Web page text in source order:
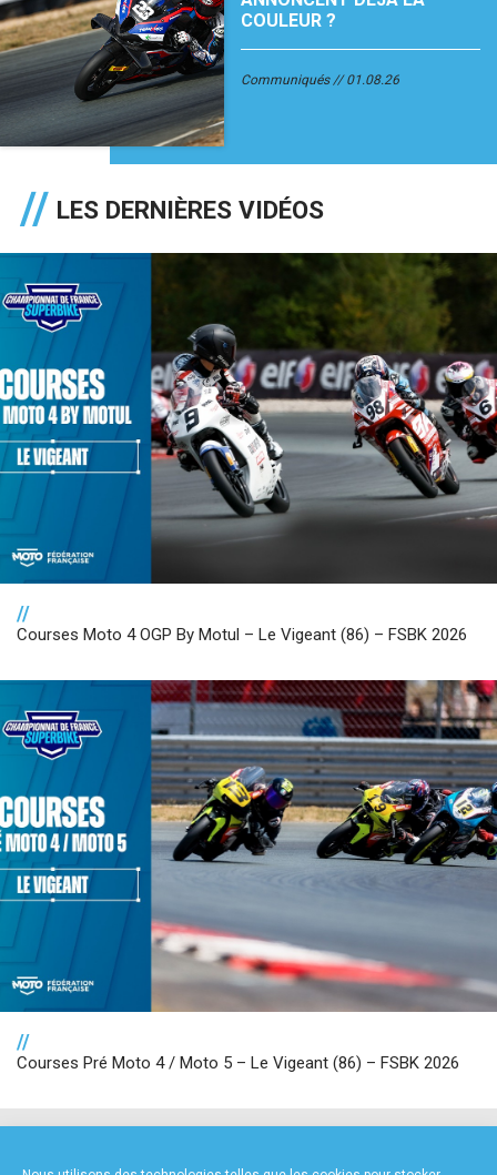
COULEUR ?
Communiqués 01.08.26
LES DERNIÈRES VIDÉOS
//
Courses Moto 4 OGP By Motul – Le Vigeant (86) – FSBK 2026
//
Courses Pré Moto 4 / Moto 5 – Le Vigeant (86) – FSBK 2026